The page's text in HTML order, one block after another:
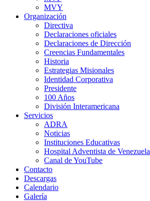
MVY
Organización
Directiva
Declaraciones oficiales
Declaraciones de Dirección
Creencias Fundamentales
Historia
Estrategias Misionales
Identidad Corporativa
Presidente
100 Años
División Interamericana
Servicios
ADRA
Noticias
Instituciones Educativas
Hospital Adventista de Venezuela
Canal de YouTube
Contacto
Descargas
Calendario
Galería